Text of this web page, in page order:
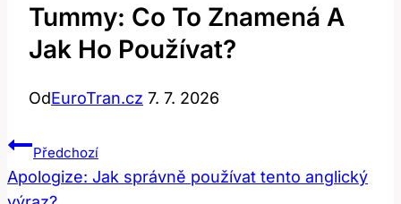
Tummy: Co To Znamená A
Jak Ho Používat?
OdEuroTran.cz 7. 7. 2026
Navigace
Pro
Předchozí
Apologize: Jak správně používat tento anglický